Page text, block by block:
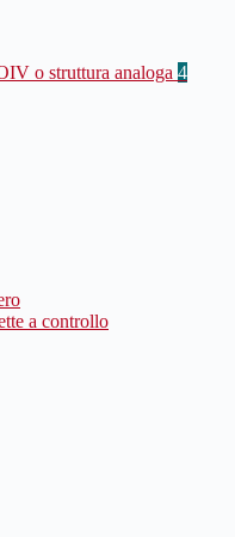
o struttura analoga 4
a controllo